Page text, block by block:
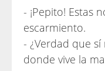
- ¡Pepito! Estas
escarmiento.
- ¿Verdad que sí
donde vive la